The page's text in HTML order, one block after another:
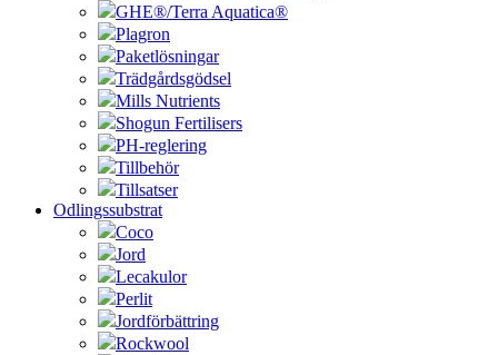
GHE®/Terra Aquatica®
Plagron
Paketlösningar
Trädgårdsgödsel
Mills Nutrients
Shogun Fertilisers
PH-reglering
Tillbehör
Tillsatser
Odlingssubstrat
Coco
Jord
Lecakulor
Perlit
Jordförbättring
Rockwool